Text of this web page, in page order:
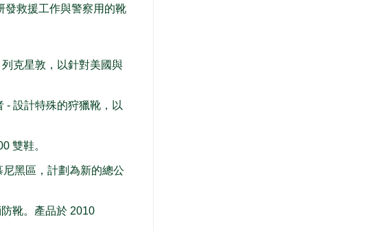
發救援工作與警察用的靴
克星敦，以針對美國與
- 設計特殊的狩獵靴，以
雙鞋。
黑區，計劃為新的總公
靴。產品於 2010